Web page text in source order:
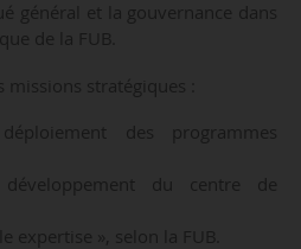
général et la gouvernance dans
de la FUB.
missions stratégiques :
des programmes
du centre de
expertise », selon la FUB.